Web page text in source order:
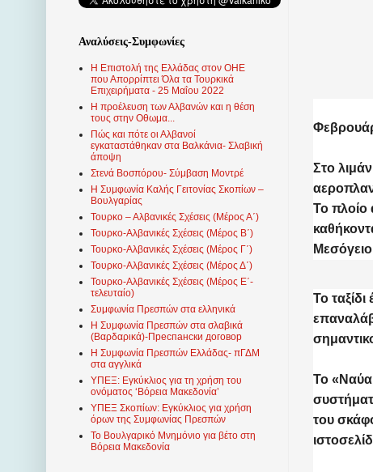
Στο
Το πλοίο
Το
Το «
του
Αναλύσεις-Συμφωνίες
Η Επιστολή της Ελλάδας στον ΟΗΕ
που Απορρίπτει Όλα τα Τουρκικά
Επιχειρήματα - 25 Μαΐου 2022
Η προέλευση των Αλβανών και η θέση
τους στην Οθωμα...
Πώς και πότε οι Αλβανοί
εγκαταστάθηκαν στα Βαλκάνια- Σλαβική
άποψη
Στενά Βοσπόρου- Σύμβαση Μοντρέ
Η Συμφωνία Καλής Γειτονίας Σκοπίων –
Βουλγαρίας
Τουρκο – Αλβανικές Σχέσεις (Mέρος Α΄)
Τουρκο-Αλβανικές Σχέσεις (Μέρος Β΄)
Τουρκο-Αλβανικές Σχέσεις (Μέρος Γ΄)
Τουρκο-Αλβανικές Σχέσεις (Μέρος Δ΄)
Τουρκο-Αλβανικές Σχέσεις (Μέρος Ε΄-
τελευταίο)
Συμφωνία Πρεσπών στα ελληνικά
Η Συμφωνία Πρεσπών στα σλαβικά
(Βαρδαρικά)-Преспански договор
Η Συμφωνία Πρεσπών Ελλάδας- πΓΔΜ
στα αγγλικά
ΥΠΕΞ: Εγκύκλιος για τη χρήση του
ονόματος ‘Βόρεια Μακεδονία’
ΥΠΕΞ Σκοπίων: Εγκύκλιος για χρήση
όρων της Συμφωνίας Πρεσπών
Το Βουλγαρικό Μνημόνιο για βέτο στη
Βόρεια Μακεδονία